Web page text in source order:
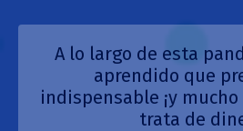
A lo largo de esta
aprendido que
indispensable ¡y
trata de